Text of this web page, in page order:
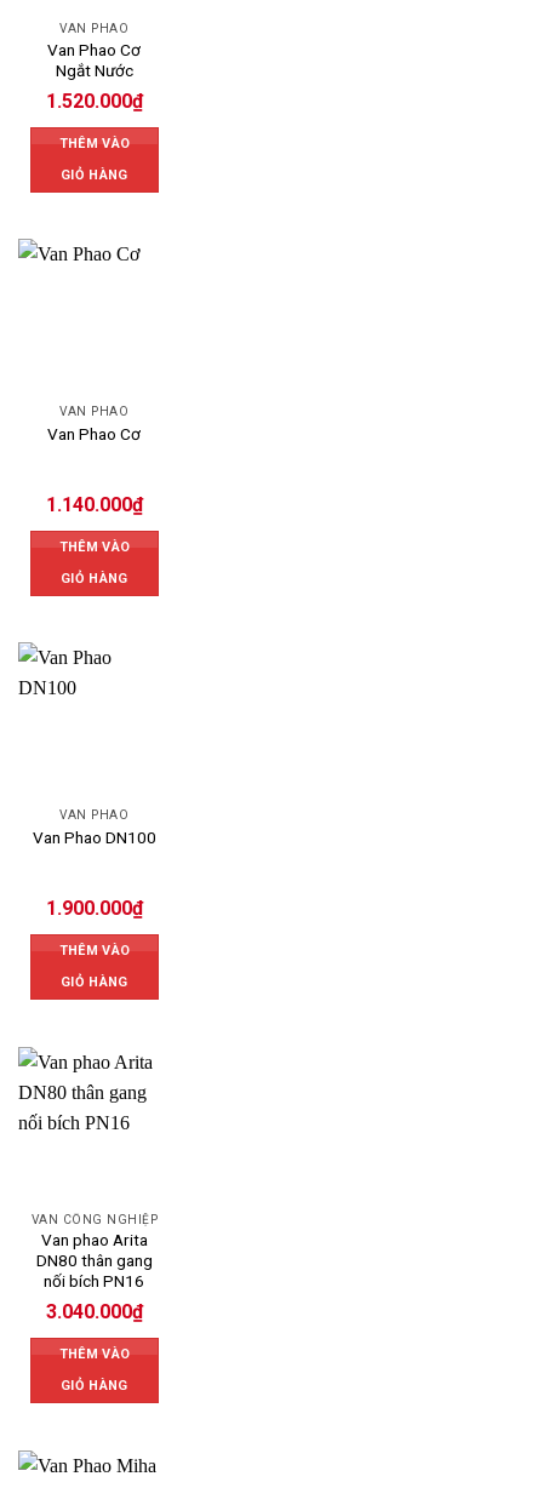
VAN PHAO
Van Phao Cơ
Ngắt Nước
1.520.000₫
THÊM VÀO
GIỎ HÀNG
VAN PHAO
Van Phao Cơ
1.140.000₫
THÊM VÀO
GIỎ HÀNG
VAN PHAO
Van Phao DN100
1.900.000₫
THÊM VÀO
GIỎ HÀNG
VAN CÔNG NGHIỆP
Van phao Arita
DN80 thân gang
nối bích PN16
3.040.000₫
THÊM VÀO
GIỎ HÀNG